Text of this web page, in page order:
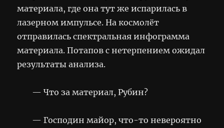
материала, где она тут же испарилась в
лазерном импульсе. На космолёт
отправилась спектральная инфограмма
материала. Потапов с нетерпением ожидал
результаты анализа.
— Что за материал, Рубин?
— Господин майор, что-то невероятно